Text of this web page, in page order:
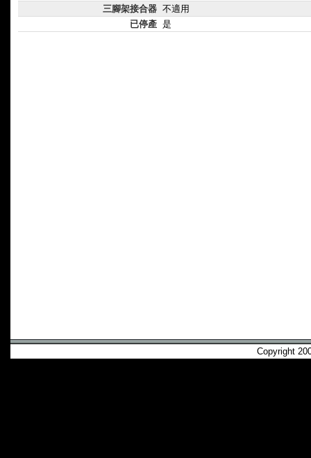
三腳架接合器 不適用
已停產 是
Copyright